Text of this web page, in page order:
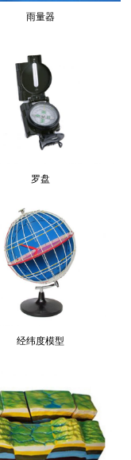
雨量器
罗盘
经纬度模型